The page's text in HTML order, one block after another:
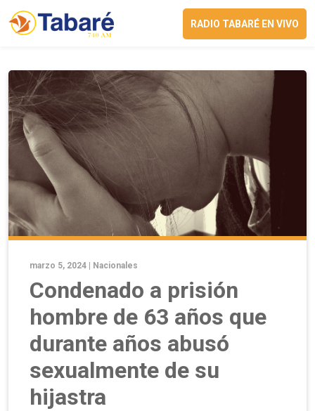
RADIO TABARÉ EN VIVO
marzo 5, 2024 | Nacionales
Condenado a prisión
hombre de 63 años que
durante años abusó
sexualmente de su
hijastra